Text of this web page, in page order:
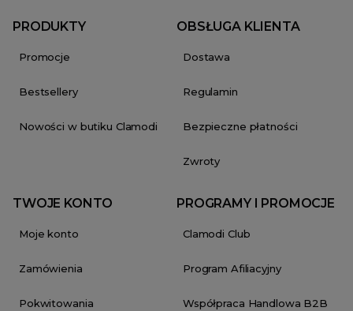
PRODUKTY
Promocje
Bestsellery
Nowości w butiku Clamodi
OBSŁUGA KLIENTA
Dostawa
Regulamin
Bezpieczne płatności
Zwroty
TWOJE KONTO
Moje konto
Zamówienia
Pokwitowania
PROGRAMY I PROMOCJE
Clamodi Club
Program Afiliacyjny
Współpraca Handlowa B2B